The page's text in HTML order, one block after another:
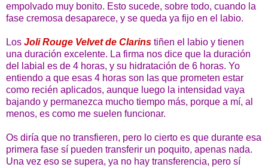
empolvado muy bonito. Esto sucede, sobre todo, cuando la
fase cremosa desaparece, y se queda ya fijo en el labio.
Los Joli Rouge Velvet de Clarins tiñen el labio y tienen
una duración excelente. La firma nos dice que la duración
del labial es de 4 horas, y su hidratación de 6 horas. Yo
entiendo a que esas 4 horas son las que prometen estar
como recién aplicados, aunque luego la intensidad vaya
bajando y permanezca mucho tiempo más, porque a mí, al
menos, es como me suelen funcionar.
Os diría que no transfieren, pero lo cierto es que durante esa
primera fase sí pueden transferir un poquito, apenas nada.
Una vez eso se supera, ya no hay transferencia, pero sí